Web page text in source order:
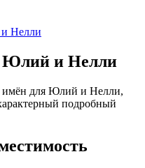
Нелли
Юлий и Нелли
имён для Юлий и Нелли,
подробный